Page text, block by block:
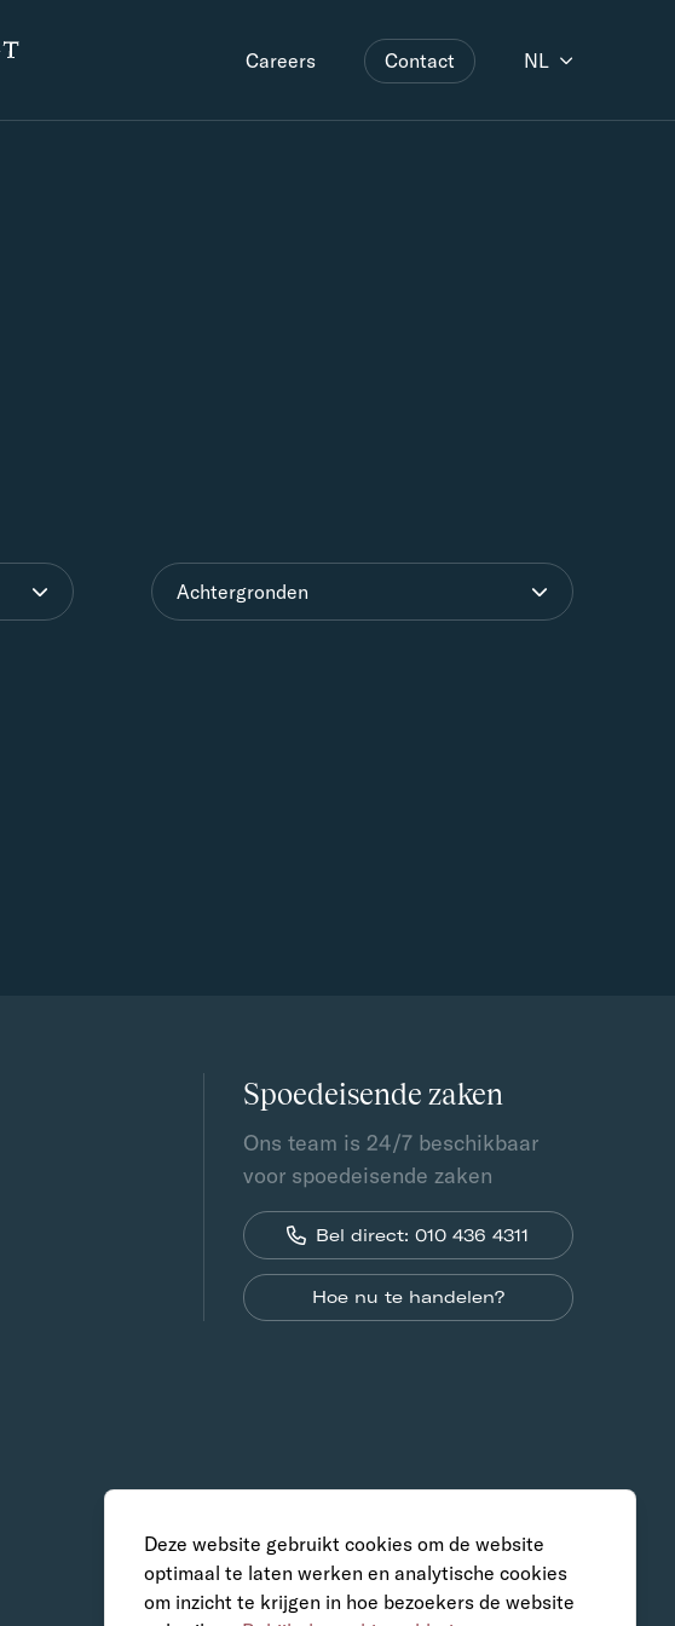
Deze website gebruikt cookies om de website
optimaal te laten werken en analytische cookies
om inzicht te krijgen in hoe bezoekers de website
Careers Contact NL
Achtergronden
Spoedeisende zaken
Ons team is 24/7 beschikbaar
voor spoedeisende zaken
Bel direct: 010 436 4311
Hoe nu te handelen?